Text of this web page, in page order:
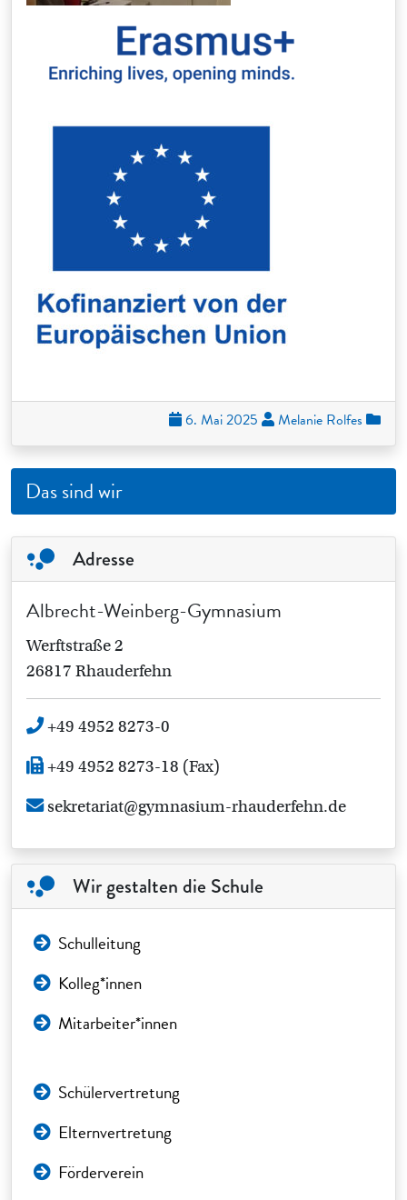
6. Mai 2025 Melanie Rolfes
Das sind wir
Adresse
Albrecht-Weinberg-Gymnasium
Werftstraße 2
26817 Rhauderfehn
+49 4952 8273-0
+49 4952 8273-18 (Fax)
sekretariat@gymnasium-rhauderfehn.de
Wir gestalten die Schule
Schulleitung
Kolleg*innen
Mitarbeiter*innen
Schülervertretung
Elternvertretung
Förderverein